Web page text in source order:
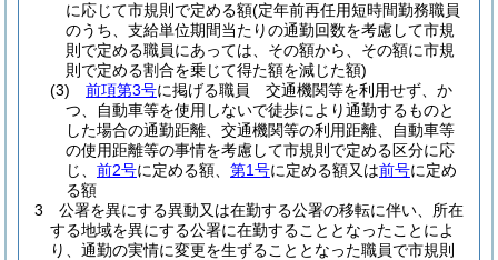
に応じて市規則で定める額(定年前再任用短時間勤務職員
のうち、支給単位期間当たりの通勤回数を考慮して市規
則で定める職員にあっては、その額から、その額に市規
則で定める割合を乗じて得た額を減じた額)
(3)
前項第3号に掲げる職員 交通機関等を利用せず、か
つ、自動車等を使用しないで徒歩により通勤するものと
した場合の通勤距離、交通機関等の利用距離、自動車等
の使用距離等の事情を考慮して市規則で定める区分に応
じ、 前2号に定める額、 第1号に定める額又は前号に定め
る額
3
公署を異にする異動又は在勤する公署の移転に伴い、所在
する地域を異にする公署に在勤することとなったことによ
り、通勤の実情に変更を生ずることとなった職員で市規則